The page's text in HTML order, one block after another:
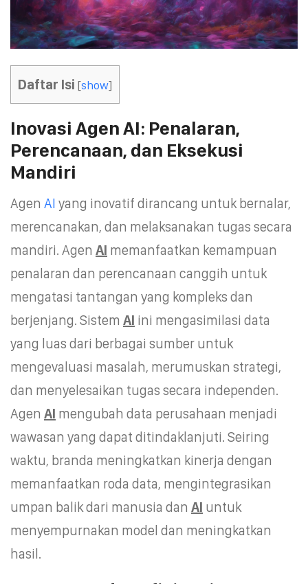
Daftar Isi [show]
Inovasi Agen AI: Penalaran,
Perencanaan, dan Eksekusi
Mandiri
Agen AI yang inovatif dirancang untuk bernalar,
merencanakan, dan melaksanakan tugas secara
mandiri. Agen AI memanfaatkan kemampuan
penalaran dan perencanaan canggih untuk
mengatasi tantangan yang kompleks dan
berjenjang. Sistem AI ini mengasimilasi data
yang luas dari berbagai sumber untuk
mengevaluasi masalah, merumuskan strategi,
dan menyelesaikan tugas secara independen.
Agen AI mengubah data perusahaan menjadi
wawasan yang dapat ditindaklanjuti. Seiring
waktu, branda meningkatkan kinerja dengan
memanfaatkan roda data, mengintegrasikan
umpan balik dari manusia dan AI untuk
menyempurnakan model dan meningkatkan
hasil.